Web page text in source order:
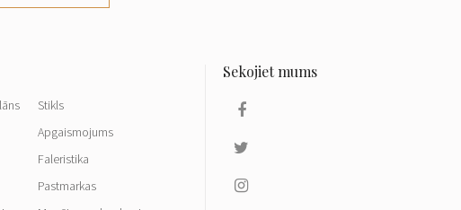
Stikls
Apgaismojums
Faleristika
Pastmarkas